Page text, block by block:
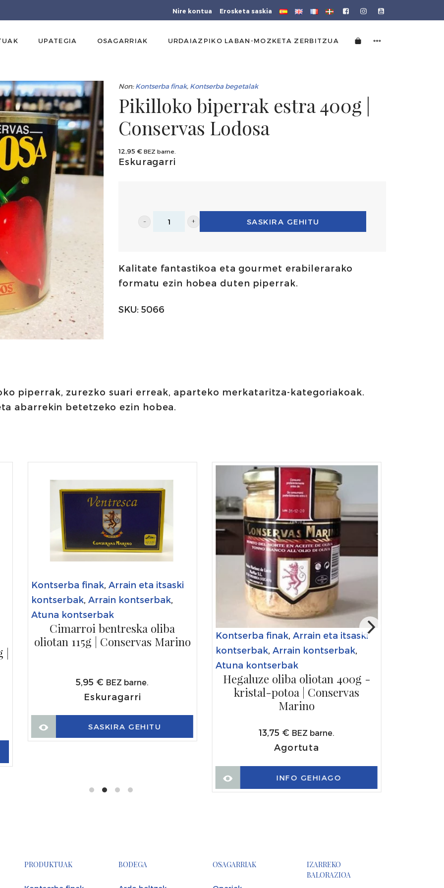
Nire kontua Erosketa saskia
UPATEGIA OSAGARRIAK URDAIAZPIKO LABAN-MOZKETA ZERBITZUA
Non:Kontserba finak, Kontserba begetalak
Pikilloko biperrak estra 400g |
Conservas Lodosa
12,95 € BEZ barne.
Eskuragarri
Pikilloko
400g
|
SASKIRA GEHITU
Kalitate fantastikoa eta gourmet erabilerarako
formatu ezin hobea duten piperrak.
SKU: 5066
piperrak, zurezko suari erreak, aparteko merkataritza-kategoriakoak.
abarrekin betetzeko ezin hobea.
Kontserba finak, Arrain eta itsaski
kontserbak, Arrain kontserbak,
Atuna kontserbak
Cimarroi bentreska oliba
oliotan 115g | Conservas Marino
5,95 € BEZ barne.
Eskuragarri
SASKIRA GEHITU
Kontserba finak, Arrain eta itsaski
kontserbak, Arrain kontserbak,
Atuna kontserbak
Hegaluze oliba oliotan 400g -
kristal-potoa | Conservas
Marino
13,75 € BEZ barne.
Agortuta
INFO GEHIAGO
PRODUKTUAK BODEGA OSAGARRIAK
IZARREKO
BALORAZIOA